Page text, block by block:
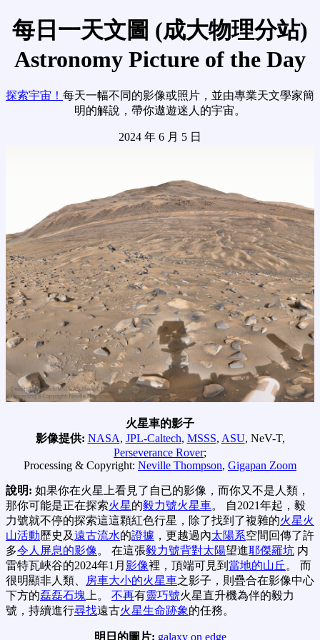
每日一天文圖 (成大物理分站)
Astronomy Picture of the Day
探索宇宙！ 每天一幅不同的影像或照片，並由專業天文學家簡
明的解說，帶你遨遊迷人的宇宙。
2024 年 6 月 5 日
火星車的影子
影像提供: NASA, JPL-Caltech, MSSS, ASU, NeV-T,
Perseverance Rover;
Processing & Copyright: Neville Thompson, Gigapan Zoom
說明: 如果你在火星上看見了自已的影像，而你又不是人類，
那你可能是正在探索火星的毅力號火星車。 自2021年起，毅
力號就不停的探索這這顆紅色行星，除了找到了複雜的火星火
山活動歷史及遠古流水的證據 ，更越過內太陽系空間回傳了許
多令人屏息的影像。 在這張毅力號背對太陽望進耶傑羅坑 内
雷特瓦峽谷的2024年1月 影像裡，頂端可見到 當地的山丘 。 而
很明顯非人類、
房車大小的火星車之影子，則疊合在影像中心
下方的磊磊石塊 上。 不再有靈巧號火星直升機為伴的毅力
號，持續進行尋找遠古火星生命跡象的任務。
明日的圖片: galaxy on edge